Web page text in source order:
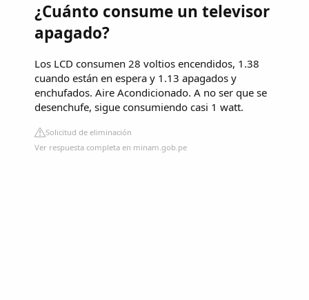
¿Cuánto consume un televisor
apagado?
Los LCD consumen 28 voltios encendidos, 1.38
cuando están en espera y 1.13 apagados y
enchufados. Aire Acondicionado. A no ser que se
desenchufe, sigue consumiendo casi 1 watt.
Solicitud de eliminación
Ver respuesta completa en minam.gob.pe